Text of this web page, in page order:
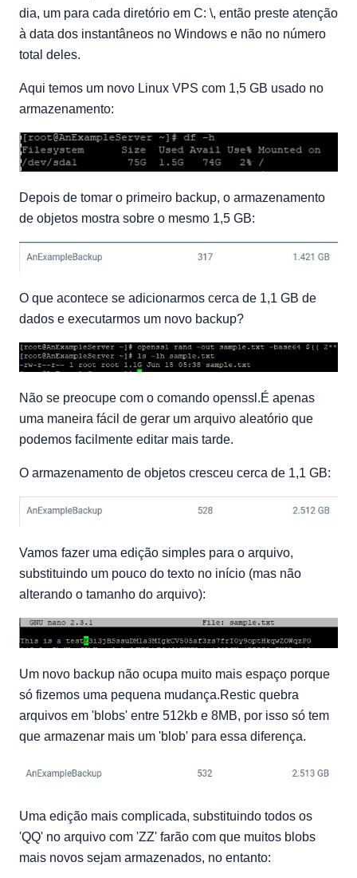
dia, um para cada diretório em C: \, então preste atenção
à data dos instantâneos no Windows e não no número
total deles.
Aqui temos um novo Linux VPS com 1,5 GB usado no
armazenamento:
Depois de tomar o primeiro backup, o armazenamento
de objetos mostra sobre o mesmo 1,5 GB:
O que acontece se adicionarmos cerca de 1,1 GB de
dados e executarmos um novo backup?
Não se preocupe com o comando openssl.É apenas
uma maneira fácil de gerar um arquivo aleatório que
podemos facilmente editar mais tarde.
O armazenamento de objetos cresceu cerca de 1,1 GB:
Vamos fazer uma edição simples para o arquivo,
substituindo um pouco do texto no início (mas não
alterando o tamanho do arquivo):
Um novo backup não ocupa muito mais espaço porque
só fizemos uma pequena mudança.Restic quebra
arquivos em 'blobs' entre 512kb e 8MB, por isso só tem
que armazenar mais um 'blob' para essa diferença.
Uma edição mais complicada, substituindo todos os
'QQ' no arquivo com 'ZZ' farão com que muitos blobs
mais novos sejam armazenados, no entanto: